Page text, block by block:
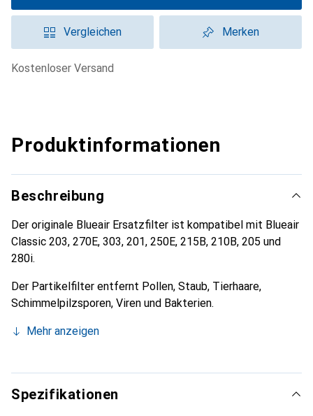
Vergleichen Merken
kostenloser Versand
Produktinformationen
Beschreibung
Der originale Blueair Ersatzfilter ist kompatibel mit Blueair
Classic 203, 270E, 303, 201, 250E, 215B, 210B, 205 und
280i.
Der Partikelfilter entfernt Pollen, Staub, Tierhaare,
Schimmelpilzsporen, Viren und Bakterien.
Mehr anzeigen
Spezifikationen